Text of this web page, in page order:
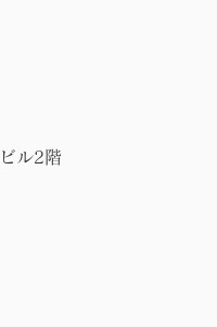
ル2階